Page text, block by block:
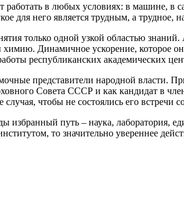
в любых условиях: в машине, в
для него является трудным, а трудное,
только одной узкой областью
Динамичное ускорение, которое
республиканских академических
представители народной власти.
Совета СССР и как кандидат в
чтобы не состоялись его
избранный путь – наука,
то значительно увереннее